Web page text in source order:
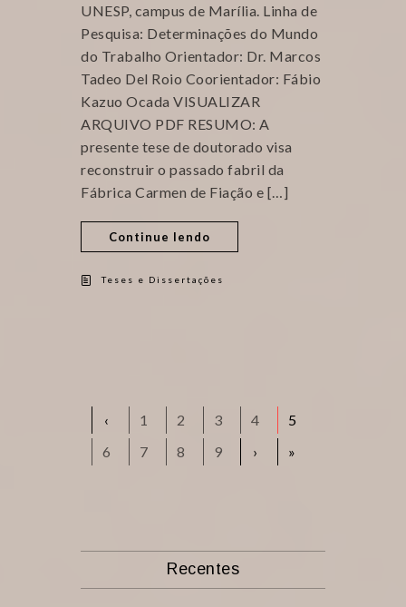
UNESP, campus de Marília. Linha de
Pesquisa: Determinações do Mundo
do Trabalho Orientador: Dr. Marcos
Tadeo Del Roio Coorientador: Fábio
Kazuo Ocada VISUALIZAR
ARQUIVO PDF RESUMO: A
presente tese de doutorado visa
reconstruir o passado fabril da
Fábrica Carmen de Fiação e […]
Continue lendo
Teses e Dissertações
‹ 1 2 3 4
5
6
7 8 9 › »
Recentes